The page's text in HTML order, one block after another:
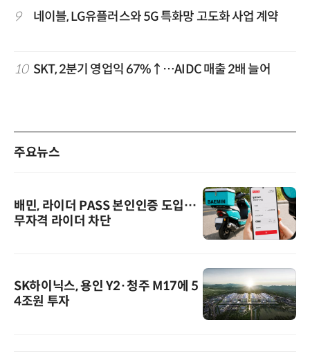
9 네이블, LG유플러스와 5G 특화망 고도화 사업 계약
10 SKT, 2분기 영업익 67%↑…AIDC 매출 2배 늘어
주요뉴스
배민, 라이더 PASS 본인인증 도입…
무자격 라이더 차단
SK하이닉스, 용인 Y2·청주 M17에 5
4조원 투자